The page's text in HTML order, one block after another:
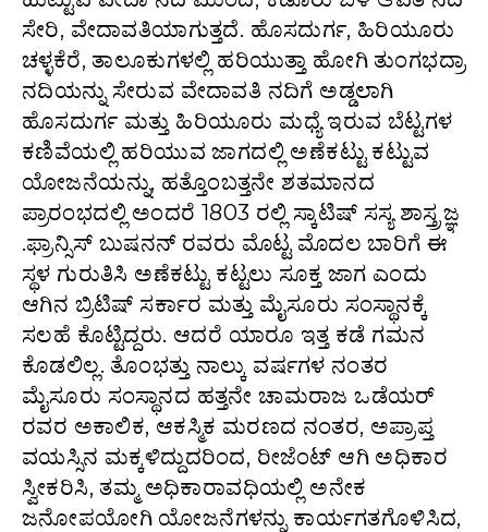
ಸೇರಿ, ವೇದಾವತಿಯಾಗುತ್ತದೆ. ಹೊಸದುರ್ಗ, ಹಿರಿಯೂರು
ಚಳ್ಳಕೆರೆ, ತಾಲೂಕುಗಳಲ್ಲಿ ಹರಿಯುತ್ತಾ ಹೋಗಿ ತುಂಗಭದ್ರಾ
ನದಿಯನ್ನು ಸೇರುವ ವೇದಾವತಿ ನದಿಗೆ ಅಡ್ಡಲಾಗಿ
ಹೊಸದುರ್ಗ ಮತ್ತು ಹಿರಿಯೂರು ಮಧ್ಯೆ ಇರುವ ಬೆಟ್ಟಗಳ
ಕಣಿವೆಯಲ್ಲಿ ಹರಿಯುವ ಜಾಗದಲ್ಲಿ ಅಣೆಕಟ್ಟು ಕಟ್ಟುವ
ಯೋಜನೆಯನ್ನು, ಹತ್ತೊಂಬತ್ತನೇ ಶತಮಾನದ
ಪ್ರಾರಂಭದಲ್ಲಿ ಅಂದರೆ 1803 ರಲ್ಲಿ ಸ್ಕಾಟಿಷ್ ಸಸ್ಯ ಶಾಸ್ತ್ರಜ್ಞ
.ಫ್ರಾನ್ಸಿಸ್‌ ಬುಷನನ್‌ ರವರು ಮೊಟ್ಟ ಮೊದಲ ಬಾರಿಗೆ ಈ
ಸ್ಥಳ ಗುರುತಿಸಿ ಅಣೆಕಟ್ಟು ಕಟ್ಟಲು ಸೂಕ್ತ ಜಾಗ ಎಂದು
ಆಗಿನ ಬ್ರಿಟಿಷ್ ಸರ್ಕಾರ ಮತ್ತು ಮೈಸೂರು ಸಂಸ್ಥಾನಕ್ಕೆ
ಸಲಹೆ ಕೊಟ್ಟಿದ್ದರು. ಆದರೆ ಯಾರೂ ಇತ್ತ ಕಡೆ ಗಮನ
ಕೊಡಲಿಲ್ಲ. ತೊಂಭತ್ತು ನಾಲ್ಕು ವರ್ಷಗಳ ನಂತರ
ಮೈಸೂರು ಸಂಸ್ಥಾನದ ಹತ್ತನೇ ಚಾಮರಾಜ ಒಡೆಯರ್
ರವರ ಅಕಾಲಿಕ, ಆಕಸ್ಮಿಕ ಮರಣದ ನಂತರ, ಅಪ್ರಾಪ್ತ
ವಯಸ್ಸಿನ ಮಕ್ಕಳಿದ್ದುದರಿಂದ, ರೀಜೆಂಟ್ ಆಗಿ ಅಧಿಕಾರ
ಸ್ವೀಕರಿಸಿ, ತಮ್ಮ ಅಧಿಕಾರಾವಧಿಯಲ್ಲಿ ಅನೇಕ
ಜನೋಪಯೋಗಿ ಯೋಜನೆಗಳನ್ನು ಕಾರ್ಯಗತಗೊಳಿಸಿದ,